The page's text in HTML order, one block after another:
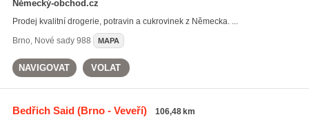
Německý-obchod.cz
Prodej kvalitní drogerie, potravin a cukrovinek z Německa. ...
Brno, Nové sady 988 MAPA
NAVIGOVAT VOLAT
Bedřich Said(Brno - Veveří) 106,48 km